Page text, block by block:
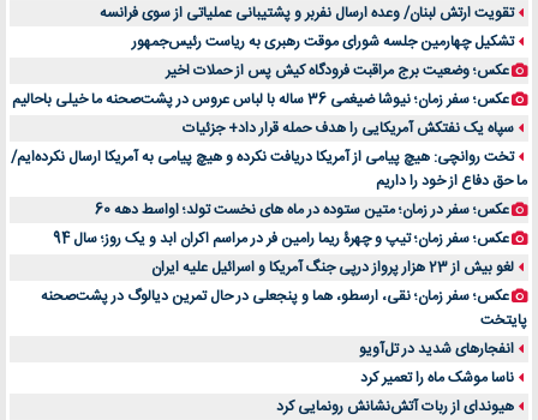
لیفتراک صفر؛ راهنمای جامع خرید، قیمت و فروش در ایران
راهنمای جامع بهترین کفش ورزشی برای دویدن و استفاده روزمره | بررسی ۱۲ مدل برتر
تقویت ارتش لبنان/ وعده ارسال نفربر و پشتیبانی عملیاتی از سوی فرانسه
تشکیل چهارمین جلسه شورای موقت رهبری به ریاست رئیس‌جمهور
عکس؛ وضعیت برج مراقبت فرودگاه کیش پس از حملات اخیر
عکس؛ سفر زمان؛ نیوشا ضیغمی 36 ساله با لباس عروس در پشت‌صحنه ما خیلی باحالیم
سپاه یک نفتکش آمریکایی را هدف حمله قرار داد+ جزئیات
تخت روانچی: هیچ پیامی از آمریکا دریافت نکرده و هیچ پیامی به آمریکا ارسال نکرده‌ایم/
ما حق دفاع از خود را داریم
عکس؛ سفر در زمان؛ متین ستوده در ماه های نخست تولد؛ اواسط دهه 60
عکس؛ سفر زمان؛ تیپ و چهرۀ ریما رامین فر در مراسم اکران ابد و یک روز؛ سال 94
لغو بیش از 23 هزار پرواز درپی جنگ آمریکا و اسرائیل علیه ایران
عکس؛ سفر زمان؛ نقی، ارسطو، هما و پنجعلی در حال تمرین دیالوگ در پشت‌صحنه
پایتخت
انفجارهای شدید در تل‌آویو
ناسا موشک ماه را تعمیر کرد
هیوندای از ربات آتش‌نشانش رونمایی کرد